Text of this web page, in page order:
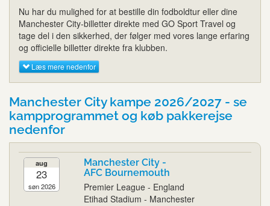
Nu har du mulighed for at bestille din fodboldtur eller dine
Manchester City-billetter direkte med GO Sport Travel og
tage del i den sikkerhed, der følger med vores lange erfaring
og officielle billetter direkte fra klubben.
Læs mere nedenfor
Manchester City kampe 2026/2027 - se
kampprogrammet og køb pakkerejse
nedenfor
aug
23
søn 2026
Manchester City -
AFC Bournemouth
Premier League - England
Etihad Stadium - Manchester